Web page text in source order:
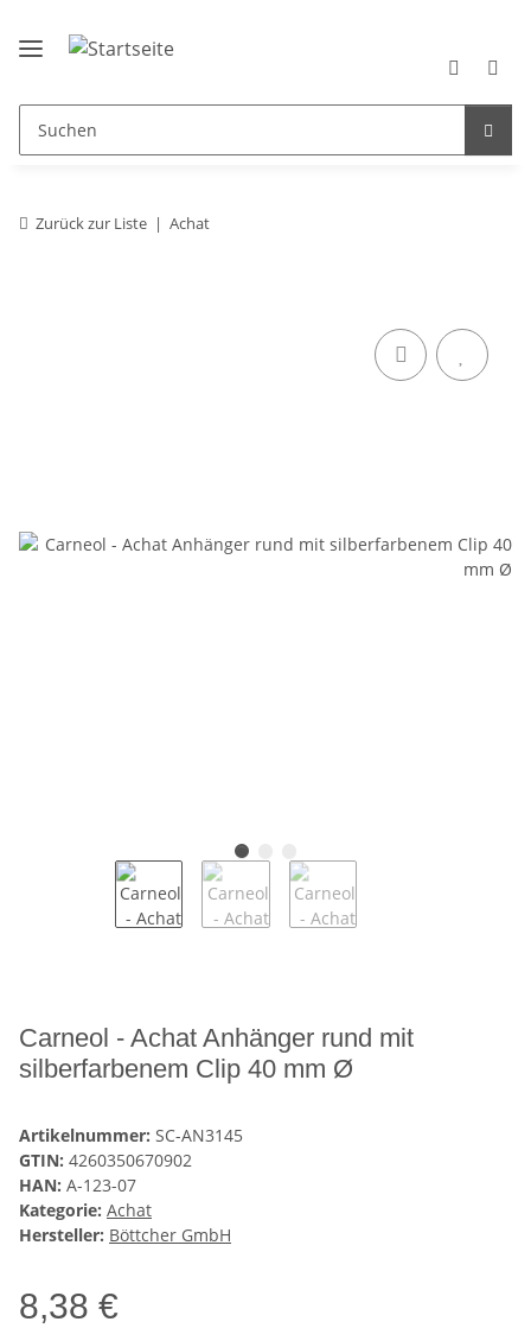
Zurück zur Liste Achat
Carneol - Achat Anhänger rund mit
silberfarbenem Clip 40 mm Ø
Artikelnummer: SC-AN3145
GTIN: 4260350670902
HAN: A-123-07
Kategorie: Achat
Hersteller: Böttcher GmbH
8,38 €